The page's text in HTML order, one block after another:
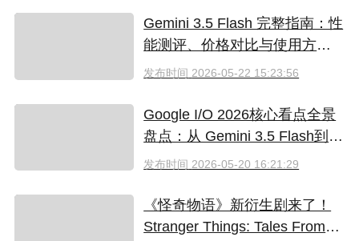
Gemini 3.5 Flash 完整指南：性
能测评、价格对比与使用方法
（2026）
发布时间 2026-05-22 15:23:56
Google I/O 2026核心看点全景
盘点：从 Gemini 3.5 Flash到全
新AI智能体生态
发布时间 2026-05-20 16:21:29
《怪奇物语》新衍生剧来了！
Stranger Things: Tales From